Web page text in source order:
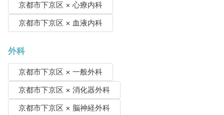
京都市下京区 × 心療内科
京都市下京区 × 血液内科
外科
京都市下京区 × 一般外科
京都市下京区 × 消化器外科
京都市下京区 × 脳神経外科